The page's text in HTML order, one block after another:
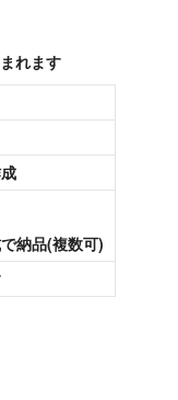
れます
納品(複数可)